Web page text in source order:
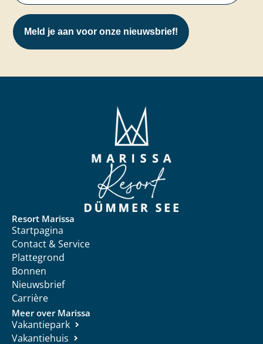
Meld je aan voor onze nieuwsbrief!
Resort Marissa
Startpagina
Contact & Service
Plattegrond
Bonnen
Nieuwsbrief
Carrière
Meer over Marissa
Vakantiepark
Vakantiehuis